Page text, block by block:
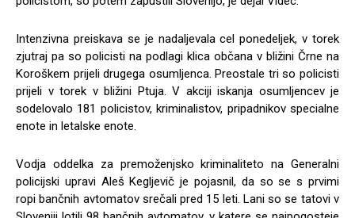
Intenzivna preiskava se je nadaljevala cel ponedeljek, v torek
zjutraj pa so policisti na podlagi klica občana v bližini Črne na
Koroškem prijeli drugega osumljenca. Preostale tri so policisti
prijeli v torek v bližini Ptuja. V akciji iskanja osumljencev je
sodelovalo 181 policistov, kriminalistov, pripadnikov specialne
enote in letalske enote.
Vodja oddelka za premoženjsko kriminaliteto na Generalni
policijski upravi Aleš Kegljevič je pojasnil, da so se s prvimi
ropi bančnih avtomatov srečali pred 15 leti. Lani so se tatovi v